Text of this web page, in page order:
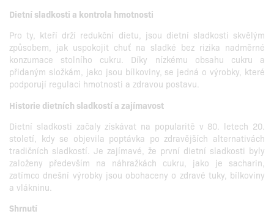
Dietní sladkosti a kontrola hmotnosti
Pro ty, kteří drží redukční dietu, jsou dietní sladkosti skvělým
způsobem, jak uspokojit chuť na sladké bez rizika nadměrné
konzumace stolního cukru. Díky nízkému obsahu cukru a
přidaným složkám, jako jsou bílkoviny, se jedná o výrobky, které
podporují regulaci hmotnosti a zdravou postavu.
Historie dietních sladkostí a zajímavost
Dietní sladkosti začaly získávat na popularitě v 80. letech 20.
století, kdy se objevila poptávka po zdravějších alternativách
tradičních sladkostí. Je zajímavé, že první dietní sladkosti byly
založeny především na náhražkách cukru, jako je sacharin,
zatímco dnešní výrobky jsou obohaceny o zdravé tuky, bílkoviny
a vlákninu.
Shrnutí